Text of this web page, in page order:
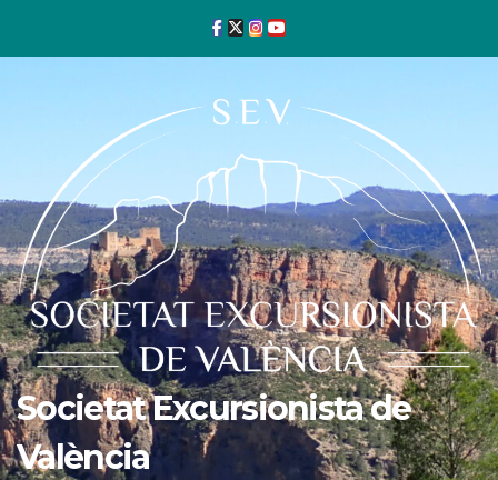
Societat Excursionista de
València